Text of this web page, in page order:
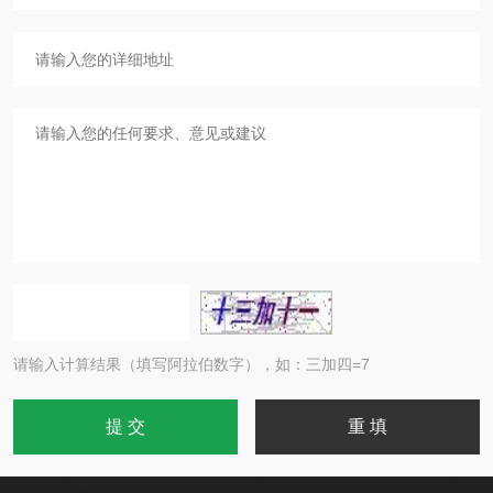
请输入计算结果（填写阿拉伯数字），如：三加四=7